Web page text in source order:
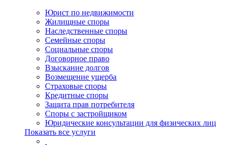
Юрист по недвижимости
Жилищные споры
Наследственные споры
Семейные споры
Социальные споры
Договорное право
Взыскание долгов
Возмещение ущерба
Страховые споры
Кредитные споры
Защита прав потребителя
Споры с застройщиком
Юридические консультации для физических лиц
Показать все услуги